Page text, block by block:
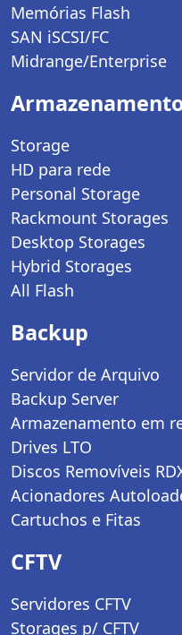
Memórias Flash
SAN iSCSI/FC
Midrange/Enterprise
Storage
HD para rede
Personal Storage
Rackmount Storages
Desktop Storages
Hybrid Storages
All Flash
Backup
Servidor de Arquivo
Backup Server
Armazenamento em
Drives LTO
Discos Removíveis
Acionadores
Cartuchos e Fitas
CFTV
Servidores CFTV
Storages p/ CFTV